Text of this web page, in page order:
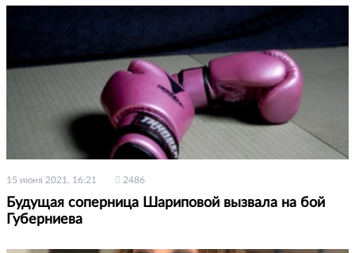
15 июня 2021, 16:21 2486
Будущая соперница Шариповой вызвала на бой
Губерниева